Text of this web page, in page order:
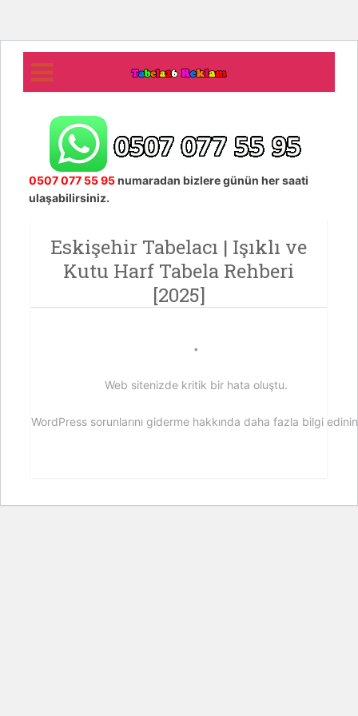
0507 077 55 95numaradan bizlere günün her saati
ulaşabilirsiniz.
Eskişehir Tabelacı | Işıklı ve
Kutu Harf Tabela Rehberi
[2025]
Web sitenizde kritik bir hata oluştu.
WordPress sorunlarını giderme hakkında daha fazla bilgi